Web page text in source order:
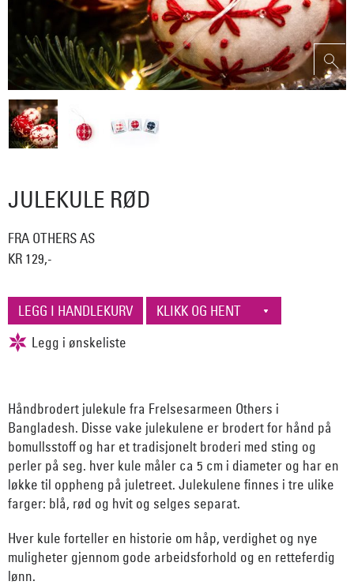
JULEKULE RØD
FRA OTHERS AS
KR 129,-
Håndbrodert julekule fra Frelsesarmeen Others i
Bangladesh. Disse vake julekulene er brodert for hånd på
bomullsstoff og har et tradisjonelt broderi med sting og
perler på seg. hver kule måler ca 5 cm i diameter og har en
løkke til oppheng på juletreet. Julekulene finnes i tre ulike
farger: blå, rød og hvit og selges separat.
Hver kule forteller en historie om håp, verdighet og nye
muligheter gjennom gode arbeidsforhold og en retteferdig
lønn.